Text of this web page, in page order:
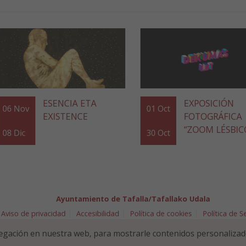
06 Nov
08 Dic
ESENCIA ETA
EXISTENCE
01 Oct
30 Oct
EXPOSICIÓN
FOTOGRÁFICA
“ZOOM
Ayuntamiento de Tafalla/Tafallako Udala
Aviso de privacidad Accesibilidad Política de cookies
Política de
Navarra 5 - 31300 Tafalla (NAVARRA)
948 70 18 11
en nuestra web, para mostrarle contenidos